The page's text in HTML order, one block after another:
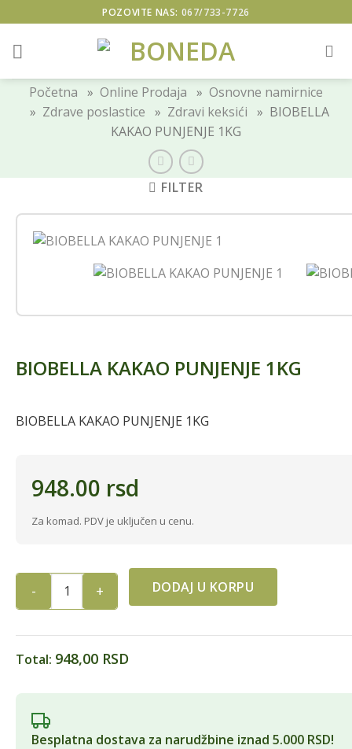
to
content
POZOVITE NAS: 067/733-7726
Početna » Online Prodaja » Osnovne namirnice
» Zdrave poslastice » Zdravi keksići » BIOBELLA
KAKAO PUNJENJE 1KG
FILTER
BIOBELLA KAKAO PUNJENJE 1KG
BIOBELLA KAKAO PUNJENJE 1KG
948.00 rsd
Za komad. PDV je uključen u cenu.
BIOBELLA
PUNJENJE
1KG
DODAJ U KORPU
Total: 948,00 RSD
Besplatna dostava za narudžbine iznad 5.000 RSD!